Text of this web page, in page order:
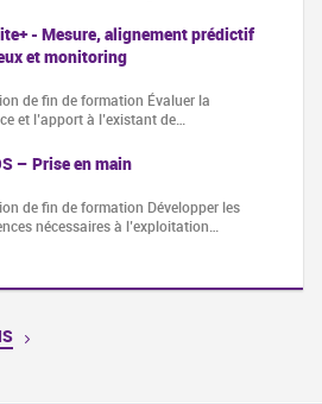
- Mesure, alignement prédictif
et monitoring
de fin de formation Évaluer la
et l’apport à l’existant de…
– Prise en main
de fin de formation Développer les
nécessaires à l’exploitation…